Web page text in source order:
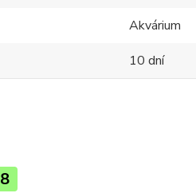
Akvárium
10 dní
8